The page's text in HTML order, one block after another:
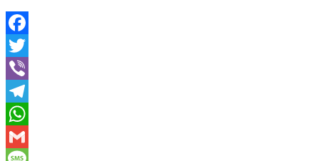
Facebook
Twitter
Viber
Telegram
WhatsApp